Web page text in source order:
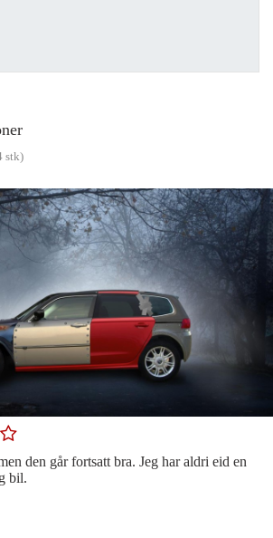
stk)
den går fortsatt bra. Jeg har aldri eid en
bil.